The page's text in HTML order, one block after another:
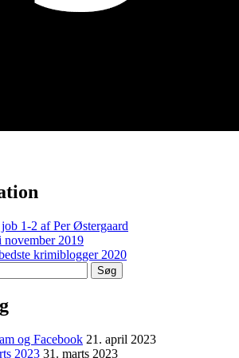
1-2 af Per Østergaard
2019
og Facebook 21. april 2023
2023 31. marts 2023